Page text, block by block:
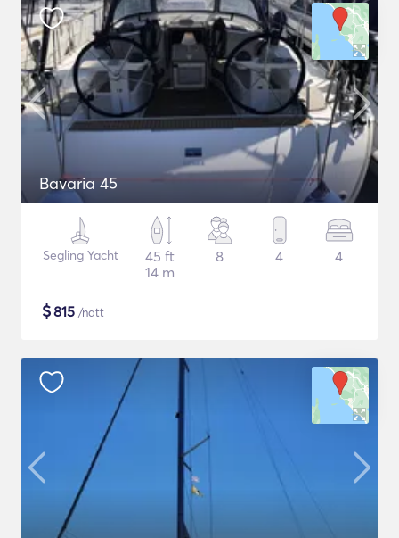
Bavaria 45
Segling Yacht
45 ft
14 m
8 4 4
$815 /natt